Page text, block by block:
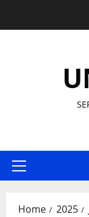
Primary
Home 2025